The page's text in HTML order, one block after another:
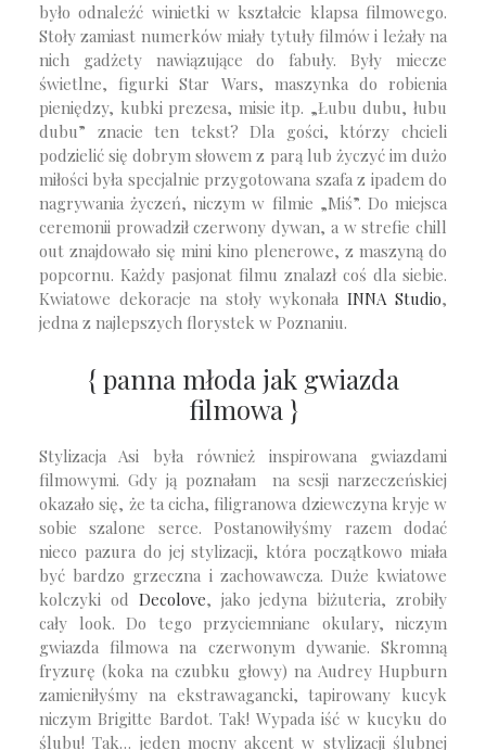
było odnaleźć winietki w kształcie klapsa filmowego.
Stoły zamiast numerków miały tytuły filmów i leżały na
nich gadżety nawiązujące do fabuły. Były miecze
świetlne, figurki Star Wars, maszynka do robienia
pieniędzy, kubki prezesa, misie itp. „Łubu dubu, łubu
dubu” znacie ten tekst? Dla gości, którzy chcieli
podzielić się dobrym słowem z parą lub życzyć im dużo
miłości była specjalnie przygotowana szafa z ipadem do
nagrywania życzeń, niczym w filmie „Miś”. Do miejsca
ceremonii prowadził czerwony dywan, a w strefie chill
out znajdowało się mini kino plenerowe, z maszyną do
popcornu. Każdy pasjonat filmu znalazł coś dla siebie.
Kwiatowe dekoracje na stoły wykonałaINNA Studio,
jedna z najlepszych florystek w Poznaniu.
{ panna młoda jak gwiazda
filmowa }
Stylizacja Asi była również inspirowana gwiazdami
filmowymi. Gdy ją poznałam na sesji narzeczeńskiej
okazało się, że ta cicha, filigranowa dziewczyna kryje w
sobie szalone serce. Postanowiłyśmy razem dodać
nieco pazura do jej stylizacji, która początkowo miała
być bardzo grzeczna i zachowawcza. Duże kwiatowe
kolczyki od Decolove, jako jedyna biżuteria, zrobiły
cały look. Do tego przyciemniane okulary, niczym
gwiazda filmowa na czerwonym dywanie. Skromną
fryzurę (koka na czubku głowy) na Audrey Hupburn
zamieniłyśmy na ekstrawagancki, tapirowany kucyk
niczym Brigitte Bardot. Tak! Wypada iść w kucyku do
ślubu! Tak… jeden mocny akcent w stylizacji ślubnej